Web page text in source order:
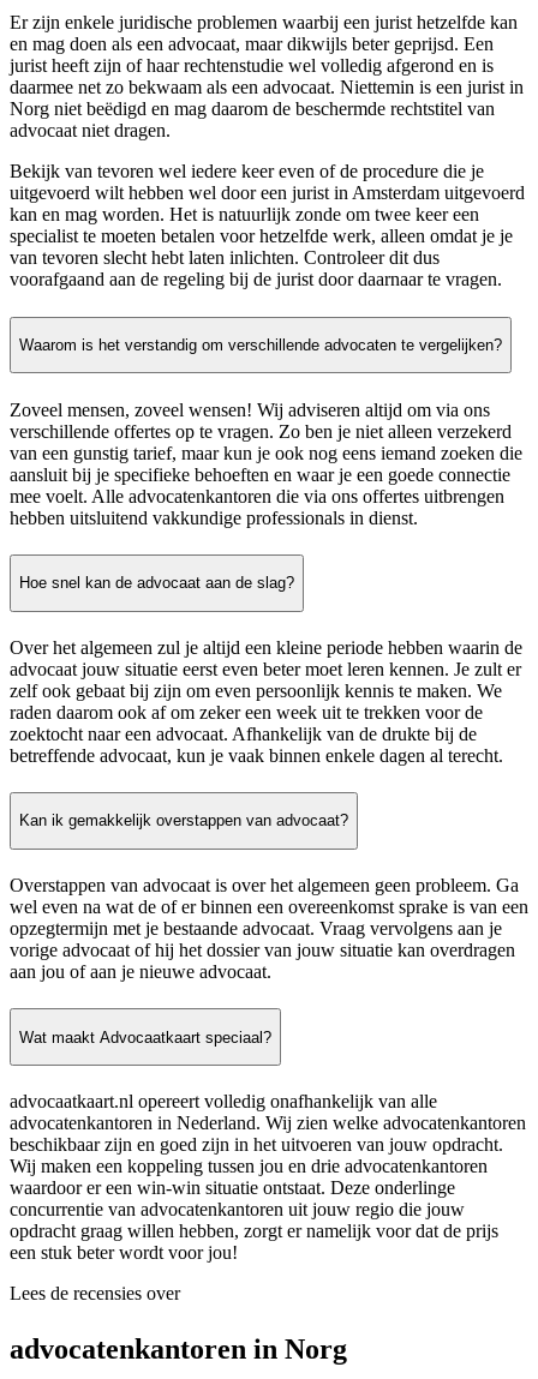
Er zijn enkele juridische problemen waarbij een jurist hetzelfde kan
en mag doen als een advocaat, maar dikwijls beter geprijsd. Een
jurist heeft zijn of haar rechtenstudie wel volledig afgerond en is
daarmee net zo bekwaam als een advocaat. Niettemin is een jurist in
Norg niet beëdigd en mag daarom de beschermde rechtstitel van
advocaat niet dragen.
Bekijk van tevoren wel iedere keer even of de procedure die je
uitgevoerd wilt hebben wel door een jurist in Amsterdam uitgevoerd
kan en mag worden. Het is natuurlijk zonde om twee keer een
specialist te moeten betalen voor hetzelfde werk, alleen omdat je je
van tevoren slecht hebt laten inlichten. Controleer dit dus
voorafgaand aan de regeling bij de jurist door daarnaar te vragen.
Waarom is het verstandig om verschillende advocaten te vergelijken?
Zoveel mensen, zoveel wensen! Wij adviseren altijd om via ons
verschillende offertes op te vragen. Zo ben je niet alleen verzekerd
van een gunstig tarief, maar kun je ook nog eens iemand zoeken die
aansluit bij je specifieke behoeften en waar je een goede connectie
mee voelt. Alle advocatenkantoren die via ons offertes uitbrengen
hebben uitsluitend vakkundige professionals in dienst.
Hoe snel kan de advocaat aan de slag?
Over het algemeen zul je altijd een kleine periode hebben waarin de
advocaat jouw situatie eerst even beter moet leren kennen. Je zult er
zelf ook gebaat bij zijn om even persoonlijk kennis te maken. We
raden daarom ook af om zeker een week uit te trekken voor de
zoektocht naar een advocaat. Afhankelijk van de drukte bij de
betreffende advocaat, kun je vaak binnen enkele dagen al terecht.
Kan ik gemakkelijk overstappen van advocaat?
Overstappen van advocaat is over het algemeen geen probleem. Ga
wel even na wat de of er binnen een overeenkomst sprake is van een
opzegtermijn met je bestaande advocaat. Vraag vervolgens aan je
vorige advocaat of hij het dossier van jouw situatie kan overdragen
aan jou of aan je nieuwe advocaat.
Wat maakt Advocaatkaart speciaal?
advocaatkaart.nl opereert volledig onafhankelijk van alle
advocatenkantoren in Nederland. Wij zien welke advocatenkantoren
beschikbaar zijn en goed zijn in het uitvoeren van jouw opdracht.
Wij maken een koppeling tussen jou en drie advocatenkantoren
waardoor er een win-win situatie ontstaat. Deze onderlinge
concurrentie van advocatenkantoren uit jouw regio die jouw
opdracht graag willen hebben, zorgt er namelijk voor dat de prijs
een stuk beter wordt voor jou!
Lees de recensies over
advocatenkantoren in Norg